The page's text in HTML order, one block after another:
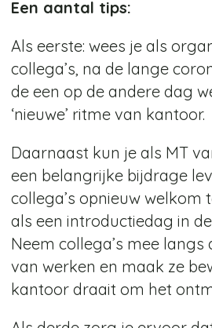
Een aantal tips:
Als eerste: wees je als
collega’s, na de lange
de een op de andere dag
‘nieuwe’ ritme van kantoor.
Daarnaast kun je als MT
een belangrijke bijdrage
collega’s opnieuw welkom
als een introductiedag in
Neem collega’s mee langs
van werken en maak ze
kantoor draait om het